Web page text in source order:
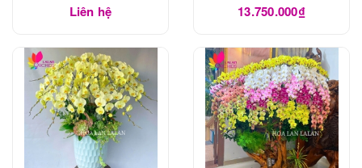
Liên hệ 13.750.000₫